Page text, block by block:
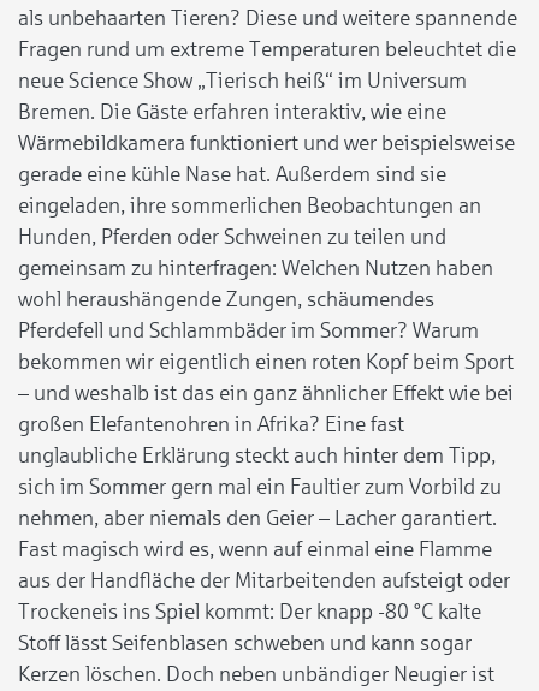
als unbehaarten Tieren? Diese und weitere spannende
Fragen rund um extreme Temperaturen beleuchtet die
neue Science Show „Tierisch heiß“ im Universum
Bremen. Die Gäste erfahren interaktiv, wie eine
Wärmebildkamera funktioniert und wer beispielsweise
gerade eine kühle Nase hat. Außerdem sind sie
eingeladen, ihre sommerlichen Beobachtungen an
Hunden, Pferden oder Schweinen zu teilen und
gemeinsam zu hinterfragen: Welchen Nutzen haben
wohl heraushängende Zungen, schäumendes
Pferdefell und Schlammbäder im Sommer? Warum
bekommen wir eigentlich einen roten Kopf beim Sport
– und weshalb ist das ein ganz ähnlicher Effekt wie bei
großen Elefantenohren in Afrika? Eine fast
unglaubliche Erklärung steckt auch hinter dem Tipp,
sich im Sommer gern mal ein Faultier zum Vorbild zu
nehmen, aber niemals den Geier – Lacher garantiert.
Fast magisch wird es, wenn auf einmal eine Flamme
aus der Handfläche der Mitarbeitenden aufsteigt oder
Trockeneis ins Spiel kommt: Der knapp -80 °C kalte
Stoff lässt Seifenblasen schweben und kann sogar
Kerzen löschen. Doch neben unbändiger Neugier ist